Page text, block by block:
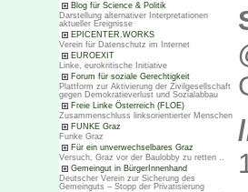
Blog für Science & Politik
Darstellung alternativer Interpretationen
aktueller Ereignisse
EPICENTER.WORKS
Verein für Datenschutz im Internet
EUROEXIT
Linke, eurokritische Initiative
Forum für soziale Gerechtigkeit
Plattform zur Aktivierung der Zivilgesellschaft
gegen Demokratieverlust und Sozialabbau
Freie Linke Österreich (FLOE)
Zusammenschluss linksorientierter Menschen
FUNKE Graz
Funke Graz
Für ein unverwechselbares Graz
Versuch, Graz vor der Baulobby zu retten ..
Gemeingut in BürgerInnenhand
Deutscher Verein zur Sicherung des
Gemeinguts – Stopp der Privatisierung